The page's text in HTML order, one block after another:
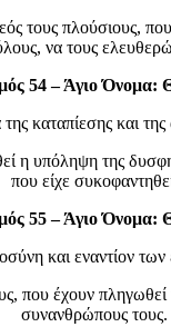
τους πλούσιους,
να τους
54 – Άγιο Όνομα:
καταπίεσης και της
η υπόληψη της
που είχε
55 – Άγιο Όνομα:
και εναντίον
που έχουν
συνανθρώπους τους.